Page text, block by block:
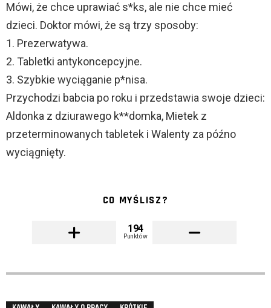
Mówi, że chce uprawiać s*ks, ale nie chce mieć
dzieci. Doktor mówi, że są trzy sposoby:
1. Prezerwatywa.
2. Tabletki antykoncepcyjne.
3. Szybkie wyciąganie p*nisa.
Przychodzi babcia po roku i przedstawia swoje dzieci:
Aldonka z dziurawego k**domka, Mietek z
przeterminowanych tabletek i Walenty za późno
wyciągnięty.
CO MYŚLISZ?
194
Punktów